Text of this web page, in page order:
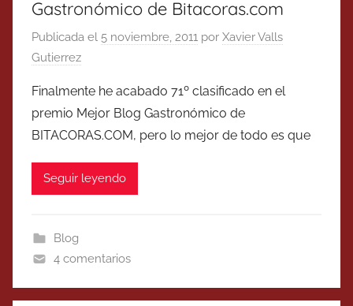
Gastronómico de Bitacoras.com
Publicada el 5 noviembre, 2011 por Xavier Valls
Gutierrez
Finalmente he acabado 71º clasificado en el
premio Mejor Blog Gastronómico de
BITACORAS.COM, pero lo mejor de todo es que
Seguir leyendo
Blog
4 comentarios